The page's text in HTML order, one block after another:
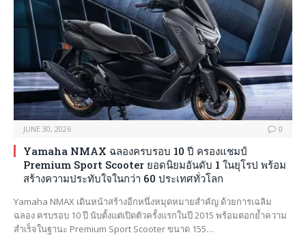
JUNE 30, 2026 0
Yamaha NMAX ฉลองครบรอบ 10 ปี ครองแชมป์
Premium Sport Scooter ยอดนิยมอันดับ 1 ในยุโรป พร้อม
สร้างความประทับใจในกว่า 60 ประเทศทั่วโลก
Yamaha NMAX เดินหน้าสร้างอีกหนึ่งหมุดหมายสำคัญ ด้วยการเฉลิม
ฉลอง ครบรอบ 10 ปี นับตั้งแต่เปิดตัวครั้งแรกในปี 2015 พร้อมตอกย้ำความ
สำเร็จในฐานะ Premium Sport Scooter ขนาด 155…